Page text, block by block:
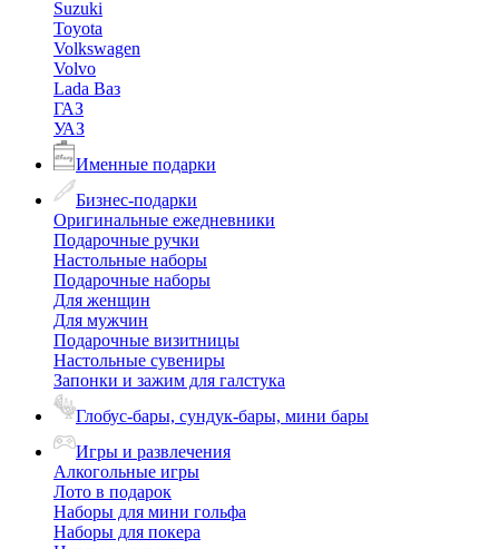
Suzuki
Toyota
Volkswagen
Volvo
Lada Ваз
ГАЗ
УАЗ
Именные подарки
Бизнес-подарки
Оригинальные ежедневники
Подарочные ручки
Настольные наборы
Подарочные наборы
Для женщин
Для мужчин
Подарочные визитницы
Настольные сувениры
Запонки и зажим для галстука
Глобус-бары, сундук-бары, мини бары
Игры и развлечения
Алкогольные игры
Лото в подарок
Наборы для мини гольфа
Наборы для покера